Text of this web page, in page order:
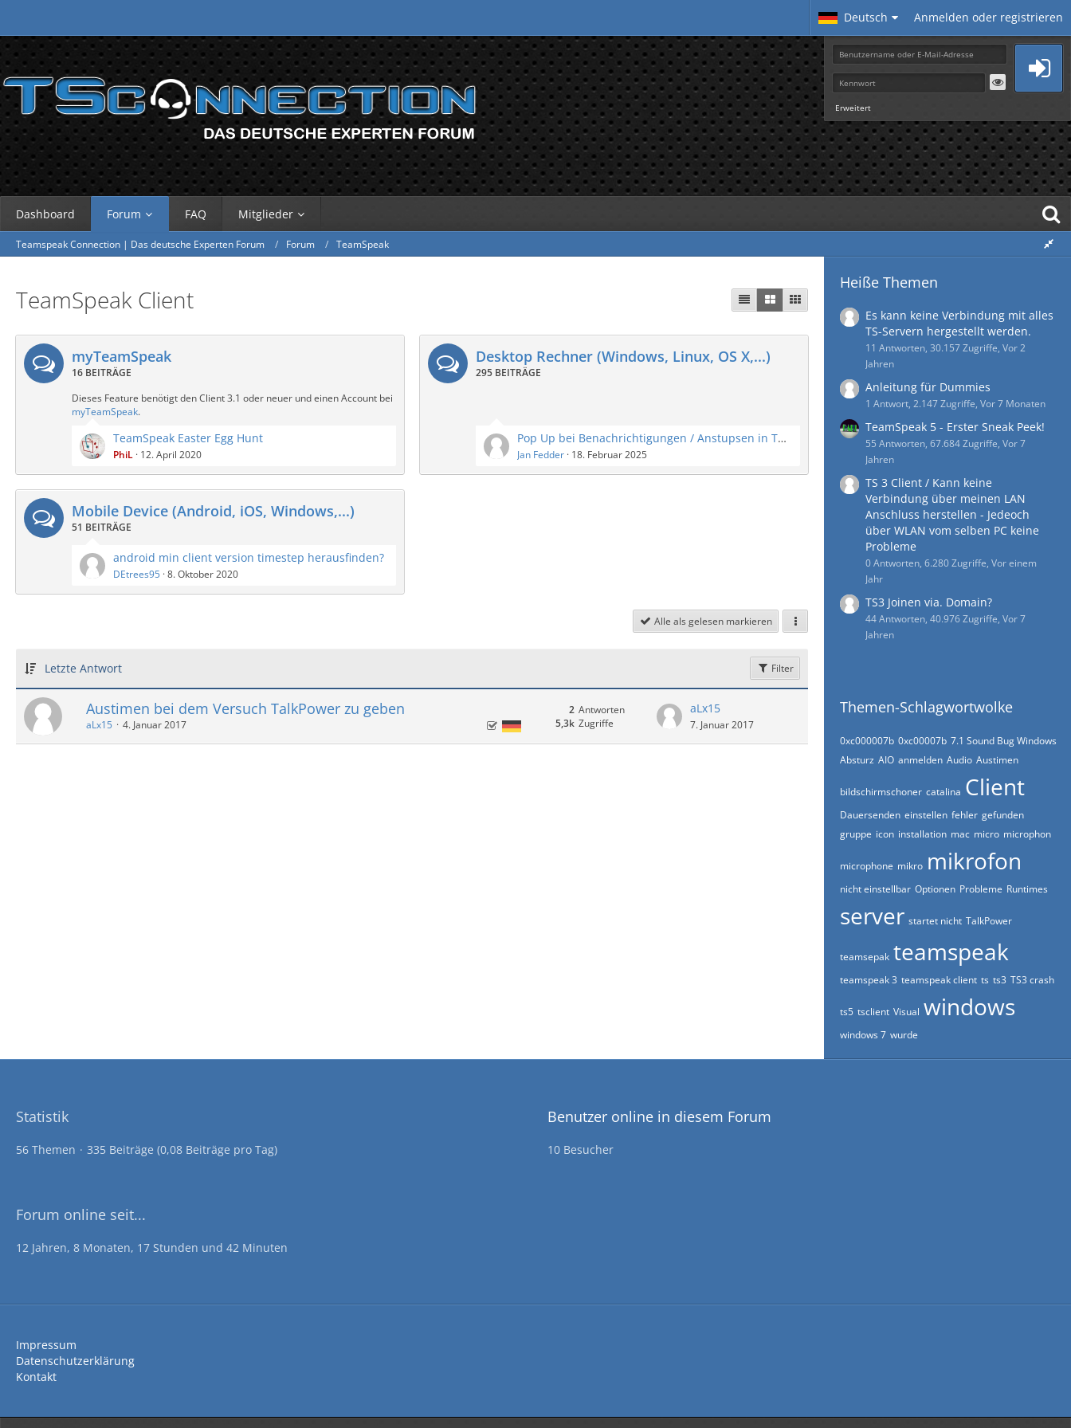
Deutsch Anmelden oder registrieren
Erweitert
Dashboard Forum FAQ Mitglieder
Teamspeak Connection | Das deutsche Experten Forum Forum TeamSpeak
TeamSpeak Client
myTeamSpeak
16 BEITRÄGE
Dieses Feature benötigt den Client 3.1 oder neuer und einen Account bei
myTeamSpeak.
TeamSpeak Easter Egg Hunt
PhiL 12. April 2020
Desktop Rechner (Windows, Linux, OS X,...)
295 BEITRÄGE
Pop Up bei Benachrichtigungen / Anstupsen in TeamSpeak 3?
Jan Fedder 18. Februar 2025
Mobile Device (Android, iOS, Windows,...)
51 BEITRÄGE
android min client version timestep herausfinden?
DEtrees95 8. Oktober 2020
Alle als gelesen markieren
Letzte Antwort Filter
Austimen bei dem Versuch TalkPower zu geben
aLx15 4. Januar 2017
Antworten
2
Zugriffe
5,3k
aLx15
7. Januar 2017
Heiße Themen
Es kann keine Verbindung mit alles
TS-Servern hergestellt werden.
11 Antworten, 30.157 Zugriffe, Vor 2
Jahren
Anleitung für Dummies
1 Antwort, 2.147 Zugriffe, Vor 7 Monaten
TeamSpeak 5 - Erster Sneak Peek!
55 Antworten, 67.684 Zugriffe, Vor 7
Jahren
TS 3 Client / Kann keine
Verbindung über meinen LAN
Anschluss herstellen - Jedeoch
über WLAN vom selben PC keine
Probleme
0 Antworten, 6.280 Zugriffe, Vor einem
Jahr
TS3 Joinen via. Domain?
44 Antworten, 40.976 Zugriffe, Vor 7
Jahren
Themen-Schlagwortwolke
0xc000007b 0xc00007b 7.1 Sound Bug Windows
Absturz AIO anmelden Audio Austimen
bildschirmschoner catalina Client
Dauersenden einstellen fehler gefunden
gruppe icon installation mac micro microphon
microphone mikro mikrofon
nicht einstellbar Optionen Probleme Runtimes
server startet nicht TalkPower
teamsepak teamspeak
teamspeak 3 teamspeak client ts ts3 TS3 crash
ts5 tsclient Visual windows
windows 7 wurde
Statistik
56 Themen 335 Beiträge (0,08 Beiträge pro Tag)
Benutzer online in diesem Forum
10 Besucher
Forum online seit...
12 Jahren, 8 Monaten, 17 Stunden und 42 Minuten
Impressum
Datenschutzerklärung
Kontakt